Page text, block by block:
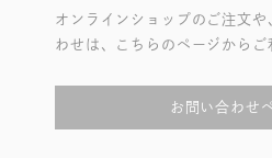
オンラインショップのご注文
わせは、こちらのページからご
お問い合わせ